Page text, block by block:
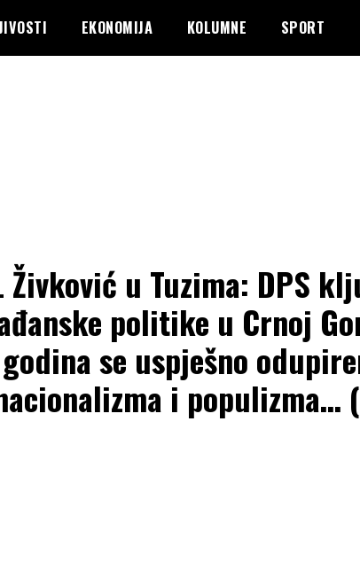
EKONOMIJA KOLUMNE SPORT
Živković u Tuzima: DPS
politike u Crnoj
se uspješno
i populizma…